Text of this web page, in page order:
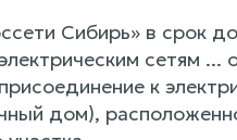
Сибирь» в срок
сетям
к
дом),